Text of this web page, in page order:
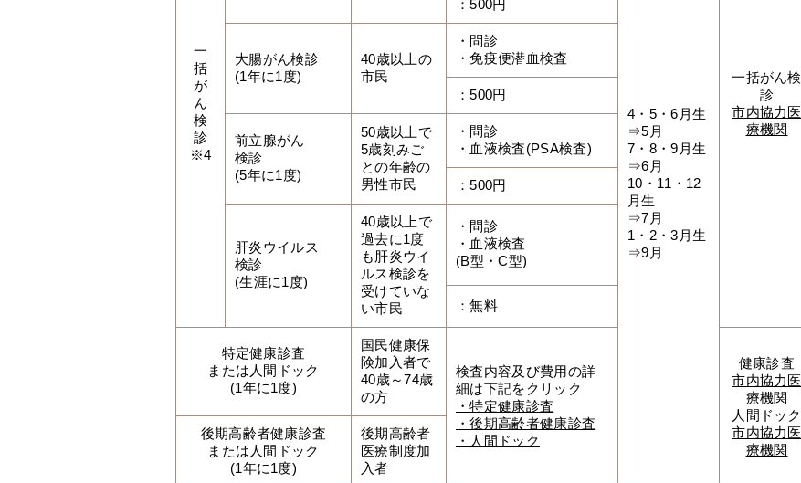
一
括
が
ん
検
診
※4
4・5・6月生
⇒5月
7・8・9月生
⇒6月
10・11・12
月生
⇒7月
1・2・3月生
⇒9月
一括がん検
診
市内協力医
療機関
：500円
大腸がん検診
(1年に1度)
40歳以上の
市民
・問診
・免疫便潜血検査
：500円
前立腺がん
検診
(5年に1度)
50歳以上で
5歳刻みご
との年齢の
男性市民
・問診
・血液検査(PSA検査)
：500円
肝炎ウイルス
検診
(生涯に1度)
40歳以上で
過去に1度
も肝炎ウイ
ルス検診を
受けていな
い市民
・問診
・血液検査
(B型・C型)
：無料
特定健康診査
または人間ドック
(1年に1度)
国民健康保
険加入者で
40歳～74歳
の方
検査内容及び費用の詳
細は下記をクリック
・特定健康診査
・後期高齢者健康診査
・人間ドック
健康診査
市内協力医
療機関
人間ドック
市内協力医
療機関
後期高齢者健康診査
または人間ドック
(1年に1度)
後期高齢者
医療制度加
入者